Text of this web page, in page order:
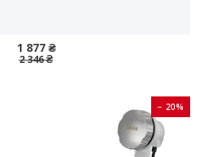
1 877 ₴
2 346 ₴
− 20%